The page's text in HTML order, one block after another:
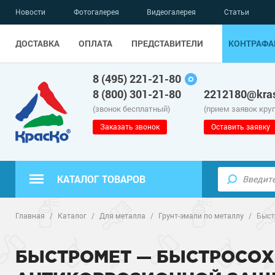
Новости Фотогалерея Видеогалерея Статьи
ДОСТАВКА ОПЛАТА ПРЕДСТАВИТЕЛИ
8 (495) 221-21-80
8 (800) 301-21-80
(звонок бесплатный)
Заказать звонок
(прием заявок
Оставить заявку
КАТАЛОГ ТОВАРОВ
Полимерные наливные полы
Водно-
Эпоксидные
Грунт-эмали
Главная / Каталог / Для металла / Грунт-эмали по металлу /
БЫСТРОМЕТ —